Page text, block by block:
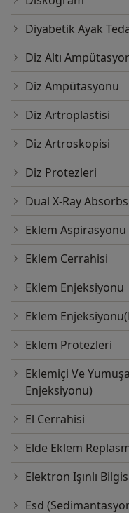
Diyabetik Ayak
Diz Altı
Diz Ampütasyonu
Diz Artroplastisi
Diz Artroskopisi
Diz Protezleri
Dual X-Ray
Eklem Aspirasyonu
Eklem Cerrahisi
Eklem Enjeksiyonu
Eklem
Eklem Protezleri
Eklemiçi Ve
Enjeksiyonu)
El Cerrahisi
Elde Eklem
Elektron Işınlı
Esd